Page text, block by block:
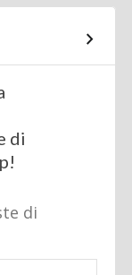
di
di